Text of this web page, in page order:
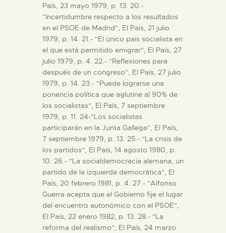
País, 23 mayo 1979, p. 13. 20.-
"Incertidumbre respecto a los resultados
en el PSOE de Madrid", El País, 21 julio
1979, p. 14. 21.- "El único país socialista en
el que está permitido emigrar", El País, 27
julio 1979, p. 4. 22.- "Reflexiones para
después de un congreso", El País, 27 julio
1979, p. 14. 23.- "Puede lograrse una
ponencia política que aglutine al 90% de
los socialistas", El País, 7 septiembre
1979, p. 11. 24-"Los socialistas
participarán en la Junta Gallega", El País,
7 septiembre 1979, p. 13. 25.- "La crisis de
los partidos", El País, 14 agosto 1980, p.
10. 26.- "La socialdemocracia alemana, un
partido de la izquierda democrática", El
País, 20 febrero 1981, p. 4. 27.- "Alfonso
Guerra acepta que el Gobierno fije el lugar
del encuentro autonómico con el PSOE",
El País, 22 enero 1982, p. 13. 28.- "La
reforma del realismo", El País, 24 marzo